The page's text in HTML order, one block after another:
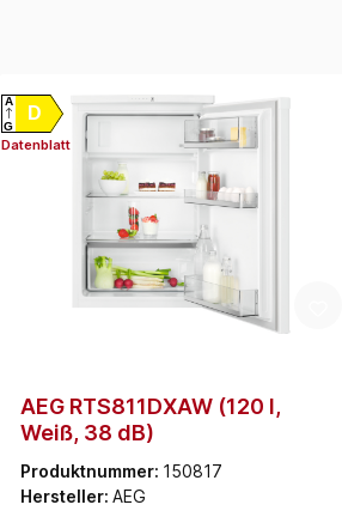
D
A
G
Datenblatt
AEG RTS811DXAW (120 l,
Weiß, 38 dB)
Produktnummer: 150817
Hersteller: AEG